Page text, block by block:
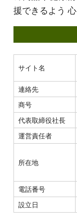
援できるよう
サイト名
連絡先
商号
代表取締役社長
運営責任者
所在地
電話番号
設立日